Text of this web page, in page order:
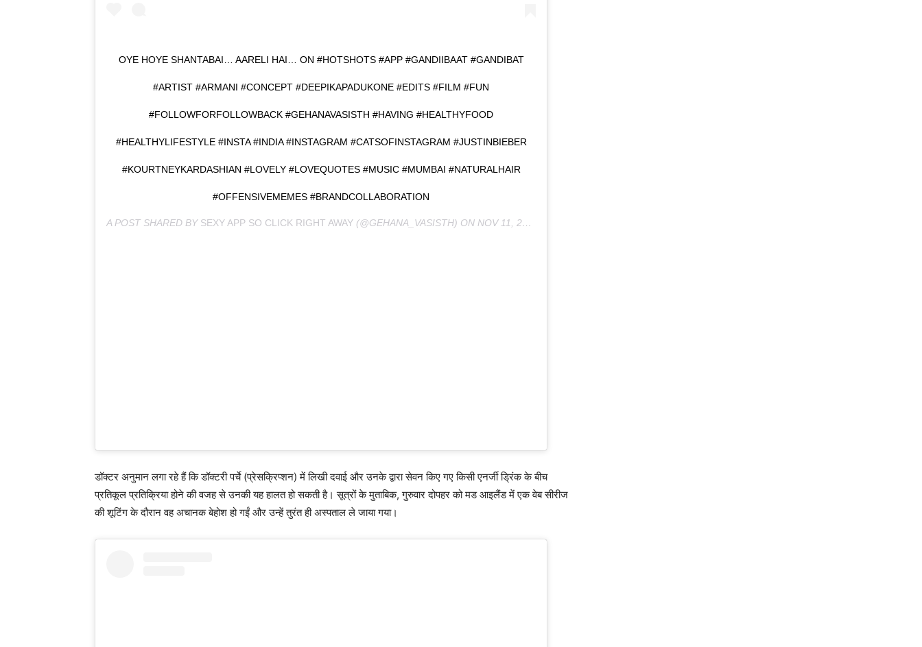
OYE HOYE SHANTABAI… AARELI HAI… ON #HOTSHOTS #APP #GANDIIBAAT #GANDIBAT
#ARTIST #ARMANI #CONCEPT #DEEPIKAPADUKONE #EDITS #FILM #FUN
#FOLLOWFORFOLLOWBACK #GEHANAVASISTH #HAVING #HEALTHYFOOD
#HEALTHYLIFESTYLE #INSTA #INDIA #INSTAGRAM #CATSOFINSTAGRAM #JUSTINBIEBER
#KOURTNEYKARDASHIAN #LOVELY #LOVEQUOTES #MUSIC #MUMBAI #NATURALHAIR
#OFFENSIVEMEMES #BRANDCOLLABORATION
A POST SHARED BY SEXY APP SO CLICK RIGHT AWAY (@GEHANA_VASISTH) ON NOV 11, 2019 AT 2:09PM PST
डॉक्टर अनुमान लगा रहे हैं कि डॉक्टरी पर्चे (प्रेसक्रिप्शन) में लिखी दवाई और उनके द्वारा सेवन किए गए किसी एनर्जी ड्रिंक के बीच
प्रतिकूल प्रतिक्रिया होने की वजह से उनकी यह हालत हो सकती है। सूत्रों के मुताबिक, गुरुवार दोपहर को मड आइलैंड में एक वेब सीरीज
की शूटिंग के दौरान वह अचानक बेहोश हो गईं और उन्हें तुरंत ही अस्पताल ले जाया गया।